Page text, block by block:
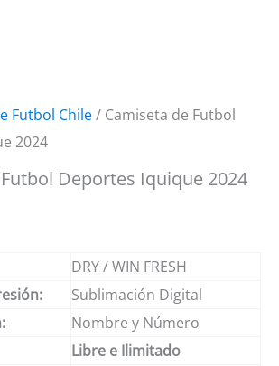
Futbol Chile/ Camiseta de Futbol
2024
Deportes Iquique 2024
DRY / WIN FRESH
Sublimación Digital
Nombre y Número
Libre e Ilimitado